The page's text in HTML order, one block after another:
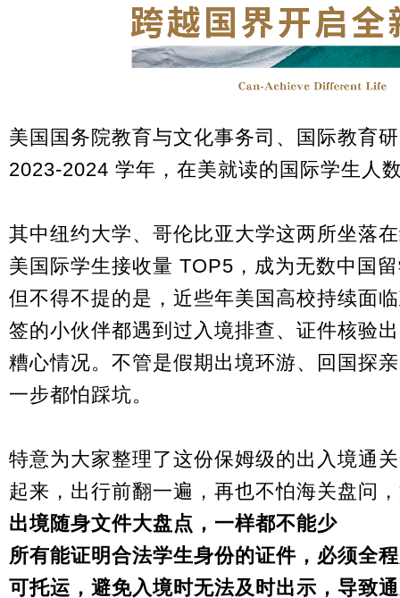
美国国务院教育与文化事务司、国际教育
2023-2024 学年，在美就读的国际学生人
其中纽约大学、哥伦比亚大学这两所坐落
美国际学生接收量 TOP5，成为无数中国
但不得不提的是，近些年美国高校持续面
签的小伙伴都遇到过入境排查、证件核验
糟心情况。不管是假期出境环游、回国探
一步都怕踩坑。
特意为大家整理了这份保姆级的出入境通
起来，出行前翻一遍，再也不怕海关盘问
出境随身文件大盘点，一样都不能少
所有能证明合法学生身份的证件，必须全
可托运，避免入境时无法及时出示，导致